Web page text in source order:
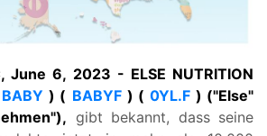
June 6, 2023 - ELSE NUTRITION
BABY ) ( BABYF ) ( 0YL.F ) ("Else"
gibt bekannt, dass seine